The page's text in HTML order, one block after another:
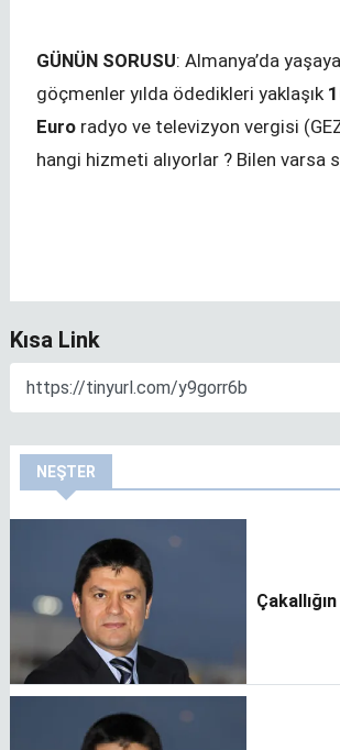
GÜNÜN SORUSU: Almanya’da
göçmenler yılda ödedikleri yaklaşık
Euro radyo ve televizyon vergisi
hangi hizmeti alıyorlar ? Bilen varsa
Kısa Link
NEŞTER